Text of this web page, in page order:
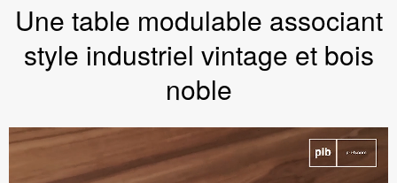
Une table modulable associant
style industriel vintage et bois
noble